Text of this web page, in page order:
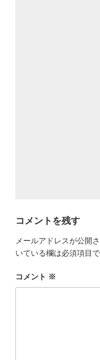
コメントを残す
メールアドレスが公開
いている欄は必須項目
コメント ※